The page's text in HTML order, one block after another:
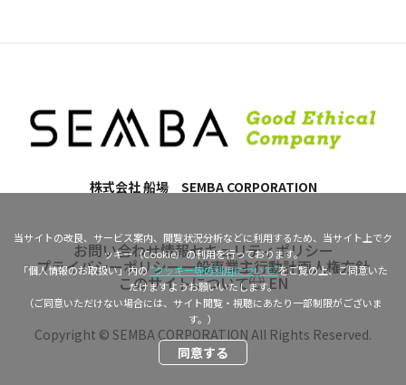
当サイトの改良、サービス案内、閲覧状況分析などに利用するため、当サイト上でク
ッキー（Cookie）の利用を行っております。
「個人情報のお取扱い」内の“クッキー等の利用について”をご覧の上、ご同意いた
だけますようお願いいたします。
（ご同意いただけない場合には、サイト閲覧・視聴にあたり一部制限がございま
す。）
同意する
株式会社 船場 SEMBA CORPORATION
お問い合わせ情報セキュリティポリシー
プライバシーポリシー一般事業主行動計画人権方針
このサイトについて EN
Copyright © SEMBA CORPORATION All Rights Reserved.